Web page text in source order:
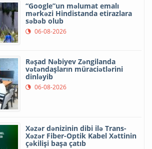
“Google”un məlumat emalı
mərkəzi Hindistanda etirazlara
səbəb olub
06-08-2026
Rəşad Nəbiyev Zəngilanda
vətəndaşların müraciətlərini
dinləyib
06-08-2026
Xəzər dənizinin dibi ilə Trans-
Xəzər Fiber-Optik Kabel Xəttinin
çəkilişi başa çatıb